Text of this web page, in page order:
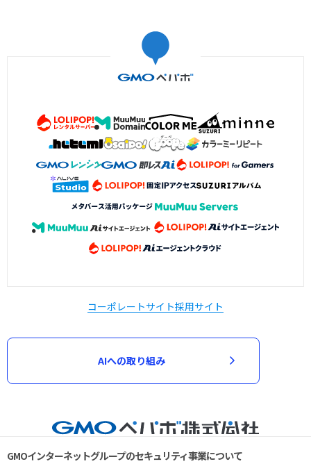
コーポレートサイト採用サイト
AIへの取り組み
GMOインターネットグループのセキュリティ事業について